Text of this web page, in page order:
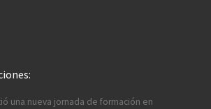
una nueva jornada de formación en